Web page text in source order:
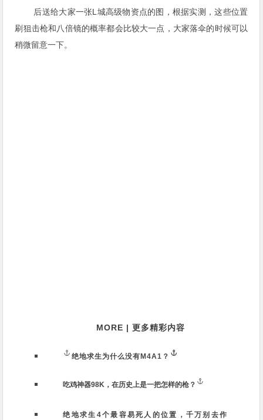
后送给大家一张L城高级物资点的图，根据实测，这些位置
刷狙击枪和八倍镜的概率都会比较大一点，大家落伞的时候可以
稍微留意一下。
MORE | 更多精彩内容
绝地求生为什么没有M4A1？
吃鸡神器98K，在历史上是一把怎样的枪？
绝地求生4个最容易死人的位置，千万别去作